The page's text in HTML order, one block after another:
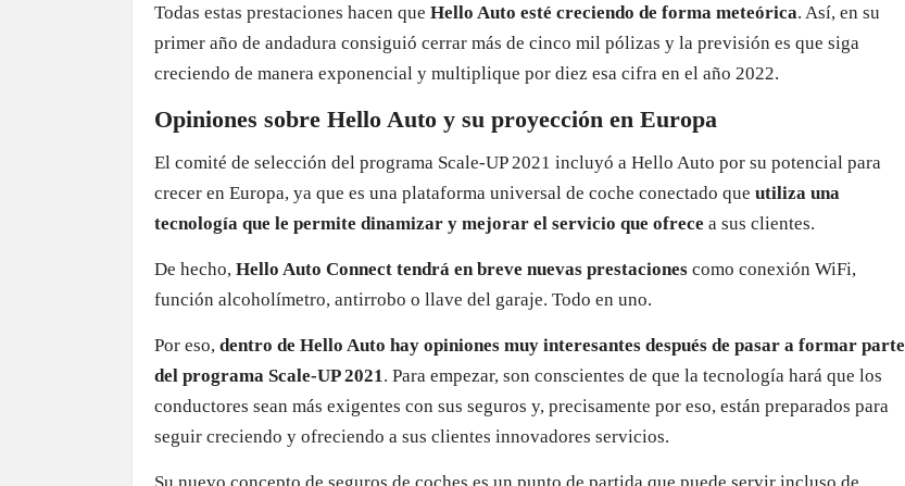
Todas estas prestaciones hacen que Hello Auto esté creciendo de forma meteórica. Así, en su
primer año de andadura consiguió cerrar más de cinco mil pólizas y la previsión es que siga
creciendo de manera exponencial y multiplique por diez esa cifra en el año 2022.
Opiniones sobre Hello Auto y su proyección en Europa
El comité de selección del programa Scale-UP 2021 incluyó a Hello Auto por su potencial para
crecer en Europa, ya que es una plataforma universal de coche conectado que utiliza una
tecnología que le permite dinamizar y mejorar el servicio que ofrece a sus clientes.
De hecho, Hello Auto Connect tendrá en breve nuevas prestaciones como conexión WiFi,
función alcoholímetro, antirrobo o llave del garaje. Todo en uno.
Por eso, dentro de Hello Auto hay opiniones muy interesantes después de pasar a formar parte
del programa Scale-UP 2021 . Para empezar, son conscientes de que la tecnología hará que los
conductores sean más exigentes con sus seguros y, precisamente por eso, están preparados para
seguir creciendo y ofreciendo a sus clientes innovadores servicios.